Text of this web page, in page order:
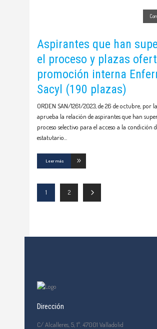
Aspirantes que han
el proceso y plazas
promoción interna
Sacyl (190 plazas)
ORDEN SAN/1261/2023, de 26 de octubre, por
aprueba la relación de aspirantes que han
proceso selectivo para el acceso a la condición
estatutario
Leer más
1 2
Dirección
C/ Alcalleres, 5, 1º. 47001 Valladolid